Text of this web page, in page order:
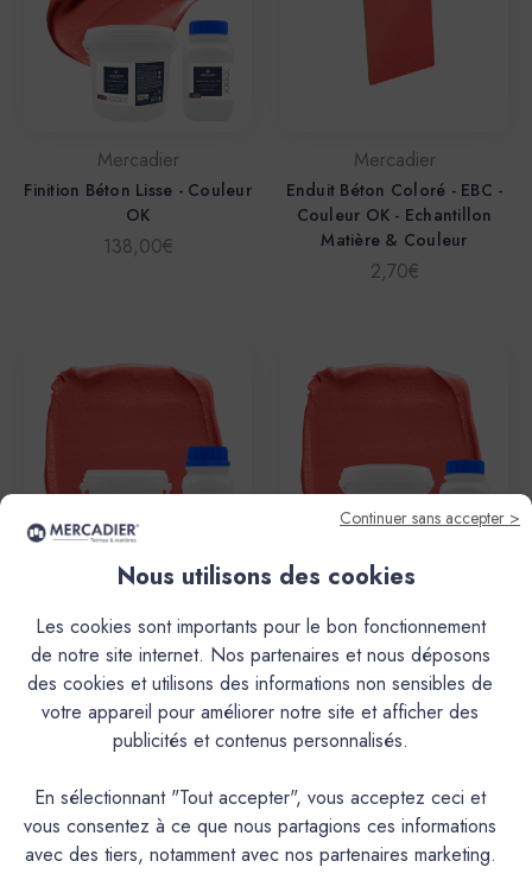
Mercadier
Finition Béton Lisse - Couleur
OK
138,00€
Mercadier
Enduit Béton Coloré - EBC -
Couleur OK - Echantillon
Matière & Couleur
2,70€
Enduit Béton Coloré - EBC -
Couleur OK - Dose Essai
34,60€
Enduit Béton Coloré - EBC -
Couleur OK - 5,3kg Le shoT
(Poudre + Liant)
142,20€
Continuer sans accepter >
Nous utilisons des cookies
Les cookies sont importants pour le bon fonctionnement
de notre site internet. Nos partenaires et nous déposons
des cookies et utilisons des informations non sensibles de
votre appareil pour améliorer notre site et afficher des
publicités et contenus personnalisés.
En sélectionnant "Tout accepter", vous acceptez ceci et
vous consentez à ce que nous partagions ces informations
avec des tiers, notamment avec nos partenaires marketing.